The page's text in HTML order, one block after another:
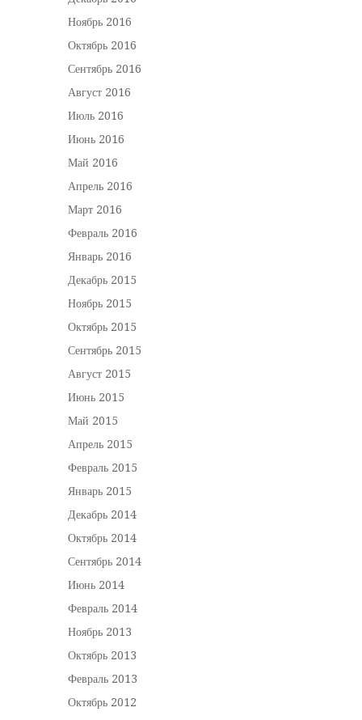
Ноябрь 2016
Октябрь 2016
Сентябрь 2016
Август 2016
Июль 2016
Июнь 2016
Май 2016
Апрель 2016
Март 2016
Февраль 2016
Январь 2016
Декабрь 2015
Ноябрь 2015
Октябрь 2015
Сентябрь 2015
Август 2015
Июнь 2015
Май 2015
Апрель 2015
Февраль 2015
Январь 2015
Декабрь 2014
Октябрь 2014
Сентябрь 2014
Июнь 2014
Февраль 2014
Ноябрь 2013
Октябрь 2013
Февраль 2013
Октябрь 2012